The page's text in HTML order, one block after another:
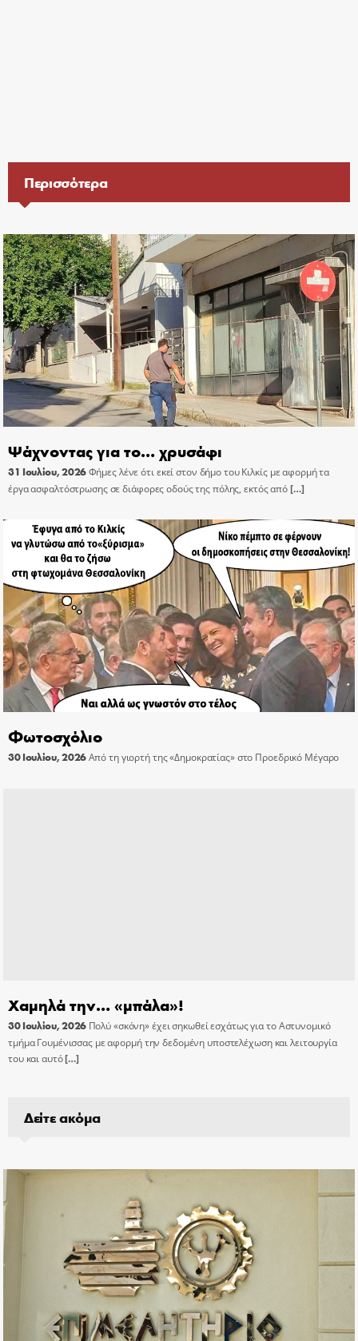
Περισσότερα
Ψάχνοντας για το… χρυσάφι
31 Ιουλίου, 2026Φήμες λένε ότι εκεί στον δήμο του Κιλκίς με αφορμή τα
έργα ασφαλτόστρωσης σε διάφορες οδούς της πόλης, εκτός από[…]
Φωτοσχόλιο
30 Ιουλίου, 2026Από τη γιορτή της «Δημοκρατίας» στο Προεδρικό Μέγαρο
Χαμηλά την… «μπάλα»!
30 Ιουλίου, 2026 Πολύ «σκόνη» έχει σηκωθεί εσχάτως για το Αστυνομικό
τμήμα Γουμένισσας με αφορμή την δεδομένη υποστελέχωση και λειτουργία
του και αυτό[…]
Δείτε ακόμα